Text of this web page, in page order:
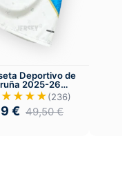
Deportivo de
2025-26
(236)
€ 49,50€